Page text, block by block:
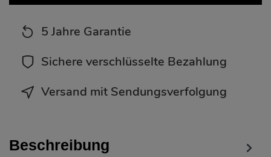
5 Jahre Garantie
Sichere verschlüsselte Bezahlung
Versand mit Sendungsverfolgung
Beschreibung